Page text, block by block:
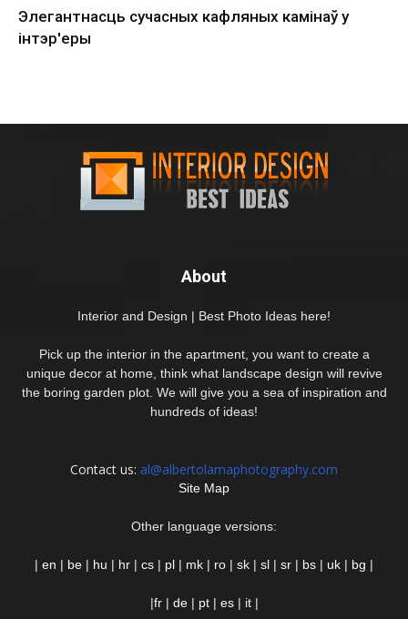
Элегантнасць сучасных кафляных камінаў у
інтэр'еры
About
Interior and Design | Best Photo Ideas here!
Pick up the interior in the apartment, you want to create a
unique decor at home, think what landscape design will revive
the boring garden plot. We will give you a sea of inspiration and
hundreds of ideas!
Contact us: al@albertolamaphotography.com
Site Map
Other language versions:
| en | be | hu | hr | cs | pl | mk | ro | sk | sl | sr | bs | uk | bg |
|fr| de | pt| es| it|